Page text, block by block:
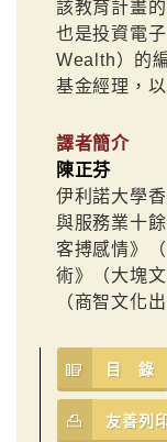
該教育計畫
也是投資電
Wealth）的
基金經理，
譯者簡介
陳正芬
伊利諾大學
與服務業十
客搏感情》
術》（大塊
（商智文化
目 錄
友善列